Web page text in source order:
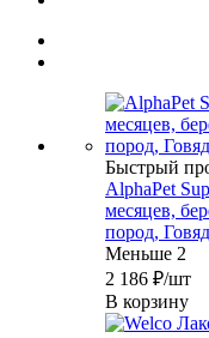
Быстрый
AlphaPet
месяцев,
пород,
Меньше 2
2 186 ₽/шт
В корзину